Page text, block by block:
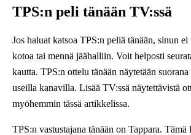
TPS:n peli tänään TV:ssä
Jos haluat katsoa TPS:n peliä tänään, sinun ei
kotoa tai mennä jäähalliin. Voit helposti
kautta. TPS:n ottelu tänään näytetään suorana
useilla kanavilla. Lisää TV:ssä näytettävistä
myöhemmin tässä artikkelissa.
TPS:n vastustajana tänään on Tappara. Tämä